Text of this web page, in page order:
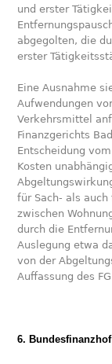
und erster
abgegolten, die
erster
Eine Ausnahme
Aufwendungen
Verkehrsmittel
Finanzgerichts
Entscheidung
Kosten
für Sach- als auch
zwischen
durch die
Auslegung etwa
von der
Auffassung des
6.